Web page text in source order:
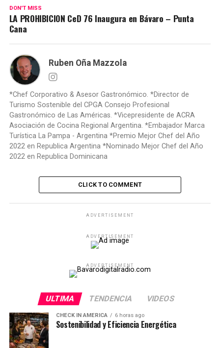
DON'T MISS
LA PROHIBICION CeD 76 Inaugura en Bávaro – Punta
Cana
Ruben Oña Mazzola
*Chef Corporativo & Asesor Gastronómico. *Director de
Turismo Sostenible del CPGA Consejo Profesional
Gastronómico de Las Américas. *Vicepresidente de ACRA
Asociación de Cocina Regional Argentina. *Embajador Marca
Turística La Pampa - Argentina *Premio Mejor Chef del Año
2022 en Republica Argentina *Nominado Mejor Chef del Año
2022 en Republica Dominicana
CLICK TO COMMENT
ADVERTISEMENT
ADVERTISEMENT
ADVERTISEMENT
ULTIMA TENDENCIA VIDEOS
CHECK IN AMERICA 6 horas ago
Sostenibilidad y Eficiencia Energética